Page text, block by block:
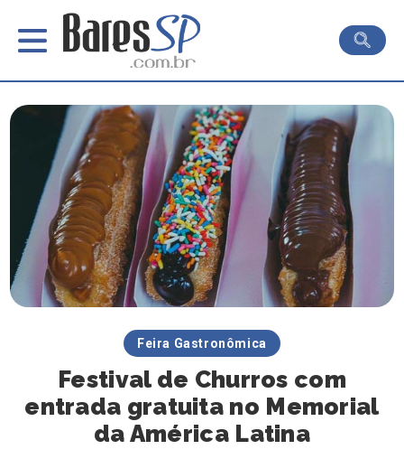
Feira Gastronômica
Festival de Churros com
entrada gratuita no Memorial
da América Latina